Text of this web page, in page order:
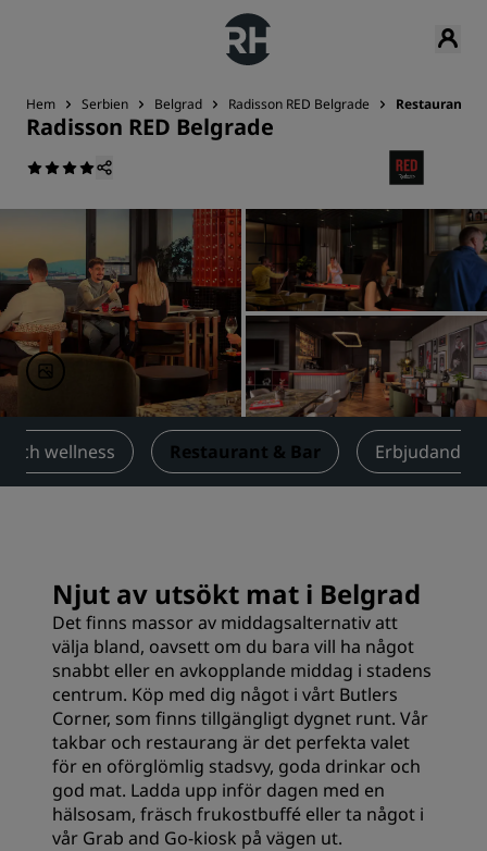
Hem Serbien Belgrad Radisson RED Belgrade Restaurant &
Radisson RED Belgrade
och wellness Restaurant & Bar Erbjudanden
Njut av utsökt mat i Belgrad
Det finns massor av middagsalternativ att
välja bland, oavsett om du bara vill ha något
snabbt eller en avkopplande middag i stadens
centrum. Köp med dig något i vårt Butlers
Corner, som finns tillgängligt dygnet runt. Vår
takbar och restaurang är det perfekta valet
för en oförglömlig stadsvy, goda drinkar och
god mat. Ladda upp inför dagen med en
hälsosam, fräsch frukostbuffé eller ta något i
vår Grab and Go-kiosk på vägen ut.